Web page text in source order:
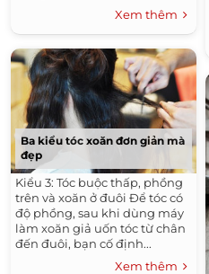
Xem thêm
Ba kiểu tóc xoăn đơn giản mà
đẹp
Kiểu 3: Tóc buộc thấp, phồng
trên và xoăn ở đuôi Để tóc có
độ phồng, sau khi dùng máy
làm xoăn giả uốn tóc từ chân
đến đuôi, bạn cố định...
Xem thêm